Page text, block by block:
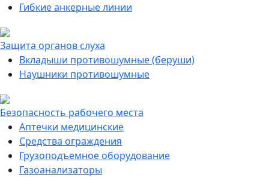
Гибкие анкерные линии
Защита органов слуха
Вкладыши противошумные (беруши)
Наушники противошумные
Безопасность рабочего места
Аптечки медицинские
Средства ограждения
Грузоподъемное оборудование
Газоанализаторы